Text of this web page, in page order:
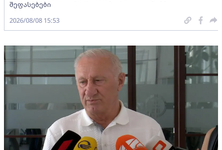
შეფასებები
2026/08/08 15:53